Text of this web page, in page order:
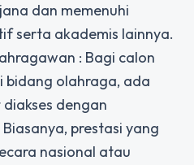
dan memenuhi
serta akademis lainnya.
: Bagi calon
bidang olahraga, ada
dengan
prestasi yang
nasional atau